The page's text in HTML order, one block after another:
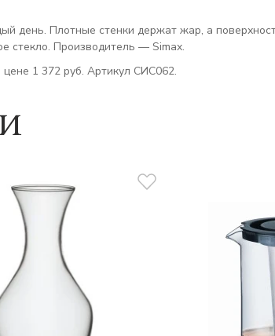
день. Плотные стенки держат жар, а
стекло. Производитель — Simax.
1 372 руб. Артикул СИС062.